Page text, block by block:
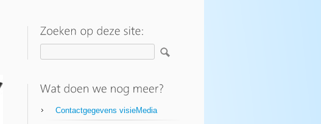
Contactgegevens visieMedia